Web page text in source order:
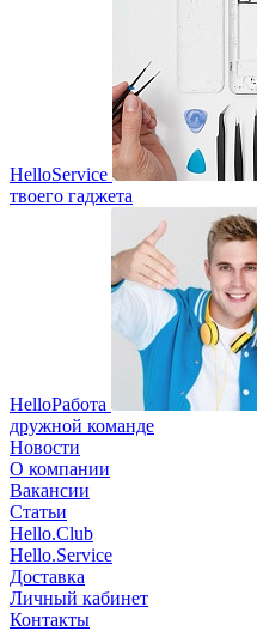
HelloService
твоего гаджета
HelloРабота
дружной команде
Новости
О компании
Вакансии
Статьи
Hello.Club
Hello.Service
Доставка
Личный кабинет
Контакты